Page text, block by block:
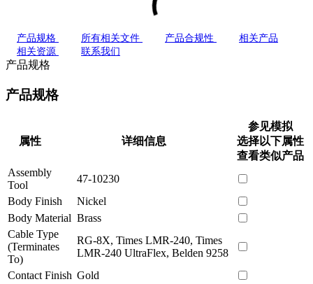
产品规格 所有相关文件 产品合规性
相关产品
相关资源
联系我们
产品规格
产品规格
属性 详细信息
参见模拟
选择以下属性
查看类似产品
Assembly
Tool
47-10230
Body Finish
Nickel
Body Material Brass
Cable Type
(Terminates
To)
RG-8X, Times LMR-240, Times
LMR-240 UltraFlex, Belden 9258
Contact Finish Gold